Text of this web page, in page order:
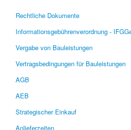
Rechtliche Dokumente
Informationsgebührenverordnung -
Vergabe von Bauleistungen
Vertragsbedingungen für Bauleistungen
AGB
AEB
Strategischer Einkauf
Anlieferzeiten